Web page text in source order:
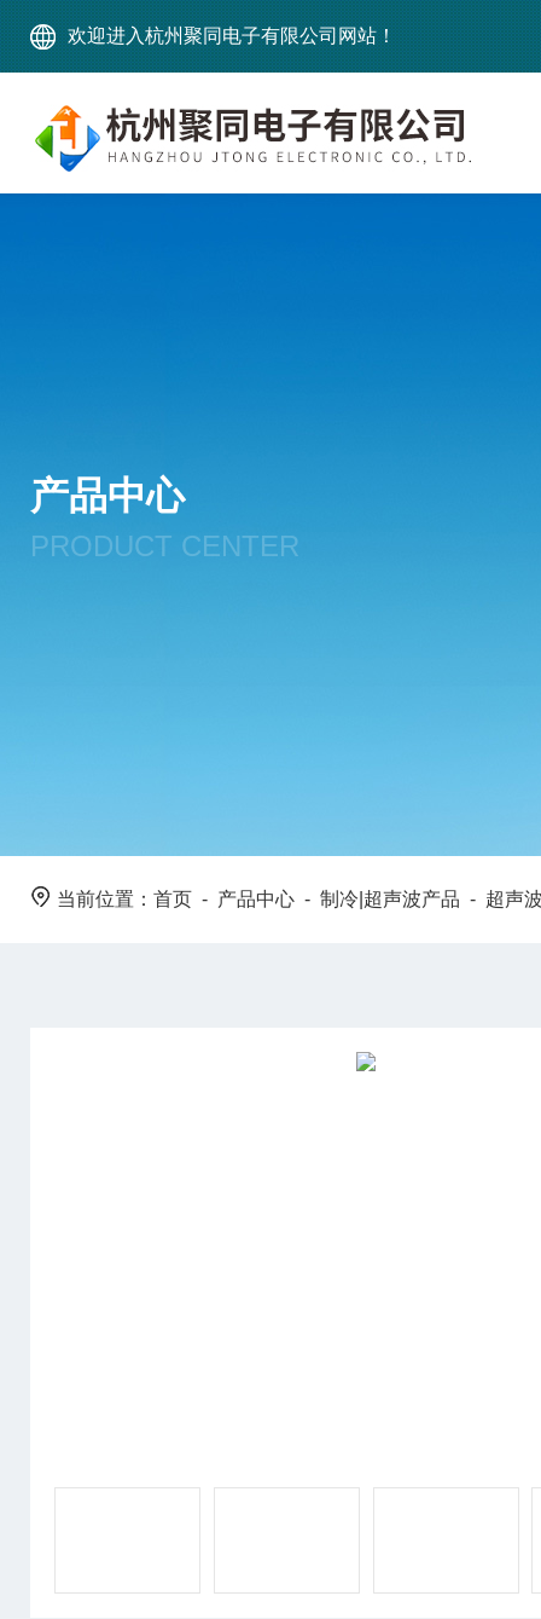
欢迎进入杭州聚同电子有限公司网站！
产品中心
PRODUCT CENTER
当前位置： 首页 - 产品中心 - 制冷|超声波产品 - 超声